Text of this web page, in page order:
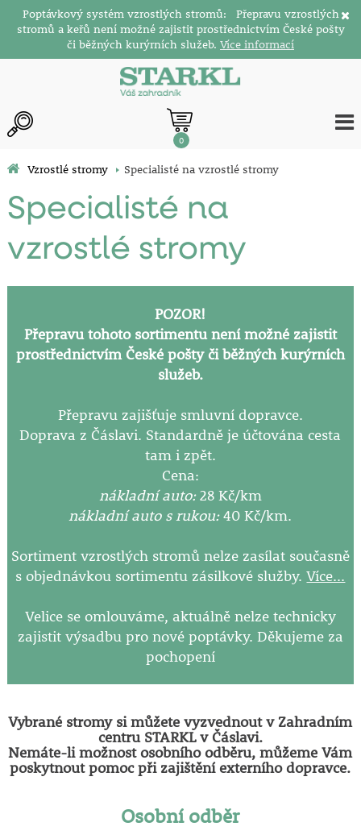
Poptávkový systém vzrostlých stromů: Přepravu vzrostlých
stromů a keřů není možné zajistit prostřednictvím České pošty
či běžných kurýrních služeb. Více informací
0
Vzrostlé stromy Specialisté na vzrostlé stromy
Specialisté na
vzrostlé stromy
POZOR!
Přepravu tohoto sortimentu není možné zajistit
prostřednictvím České pošty či běžných kurýrních
služeb.
Přepravu zajišťuje smluvní dopravce.
Doprava z Čáslavi. Standardně je účtována cesta
tam i zpět.
Cena:
nákladní auto:28 Kč/km
nákladní auto s rukou:40 Kč/km.
Sortiment vzrostlých stromů nelze zasílat současně
s objednávkou sortimentu zásilkové služby. Více...
Velice se omlouváme, aktuálně nelze technicky
zajistit výsadbu pro nové poptávky. Děkujeme za
pochopení
Vybrané stromy si můžete vyzvednout v Zahradním
centru STARKL v Čáslavi.
Nemáte-li možnost osobního odběru, můžeme Vám
poskytnout pomoc při zajištění externího dopravce.
Osobní odběr